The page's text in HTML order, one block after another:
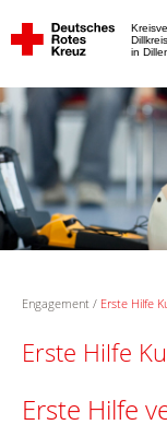
in
Engagement Erste Hilfe
Erste Hilfe
Erste Hilfe